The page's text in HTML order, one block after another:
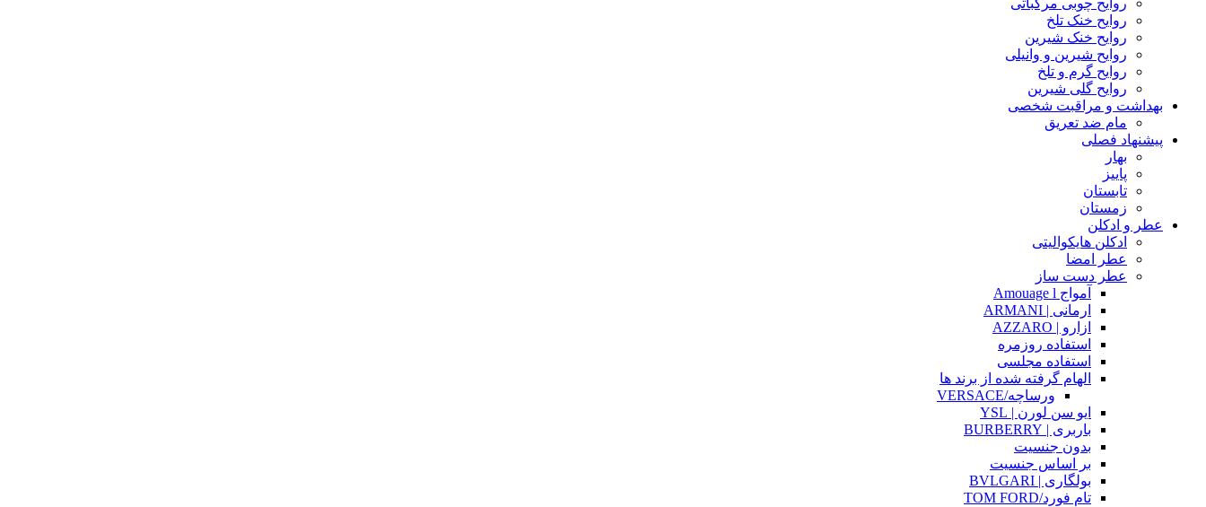
روایح چوبی مرکباتی
روایح خنک تلخ
روایح خنک شیرین
روایح شیرین و وانیلی
روایح گرم و تلخ
روایح گلی شیرین
بهداشت و مراقبت شخصی
مام ضد تعریق
پیشنهاد فصلی
بهار
پاییز
تابستان
زمستان
عطر و ادکلن
ادکلن هایکوالیتی
عطر امضا
عطر دست ساز
آمواج Amouage l
ارمانی | ARMANI
ازارو | AZZARO
استفاده روزمره
استفاده مجلسی
الهام گرفته شده از برند ها
ورساچه/VERSACE
ایو سن لورن | YSL
باربری | BURBERRY
بدون جنسیت
بر اساس جنسیت
بولگاری | BVLGARI
تام فورد/TOM FORD